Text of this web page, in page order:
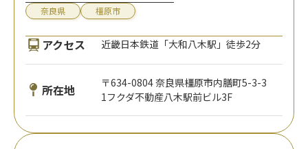
奈良県 橿原市
アクセス 近畿日本鉄道「大和八木駅」徒歩2分
所在地
〒634-0804 奈良県橿原市内膳町5-3-3
1フクダ不動産八木駅前ビル3F